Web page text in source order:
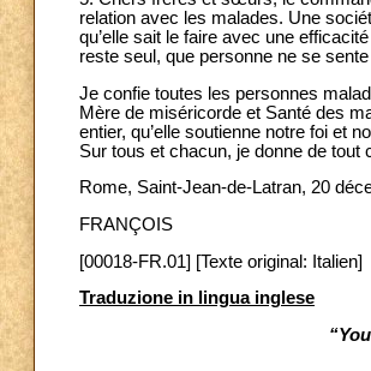
relation avec les malades. Une
qu’elle sait le faire avec une
reste seul, que personne ne se
Je confie toutes les personnes
Mère de miséricorde et Santé des
entier, qu’elle soutienne notre foi et
Sur tous et chacun, je donne de
Rome, Saint-Jean-de-Latran, 20
FRANÇOIS
[00018-FR.01] [Texte original: Italien]
Traduzione in lingua inglese